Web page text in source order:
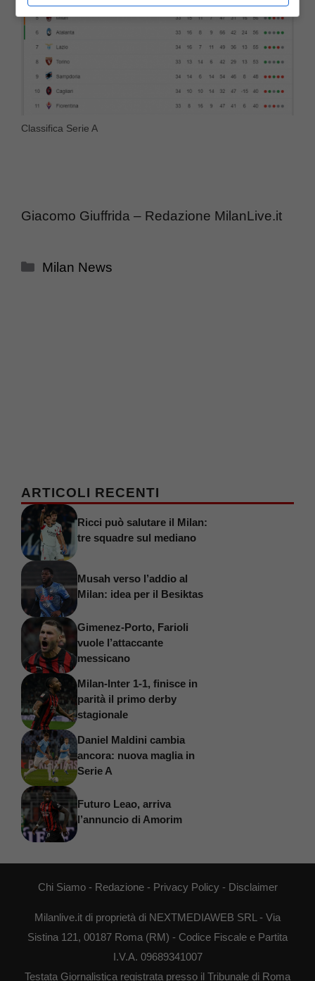
Classifica Serie A
Giacomo Giuffrida – Redazione MilanLive.it
Categorie
Milan News
ARTICOLI RECENTI
Ricci può salutare il Milan:
tre squadre sul mediano
Musah verso l’addio al
Milan: idea per il Besiktas
Gimenez-Porto, Farioli
vuole l’attaccante
messicano
Milan-Inter 1-1, finisce in
parità il primo derby
stagionale
Daniel Maldini cambia
ancora: nuova maglia in
Serie A
Futuro Leao, arriva
l’annuncio di Amorim
Chi Siamo- Redazione- Privacy Policy - Disclaimer
Milanlive.it di proprietà di NEXTMEDIAWEB SRL - Via
Sistina 121, 00187 Roma (RM) - Codice Fiscale e Partita
I.V.A. 09689341007
Testata Giornalistica registrata presso il Tribunale di Roma